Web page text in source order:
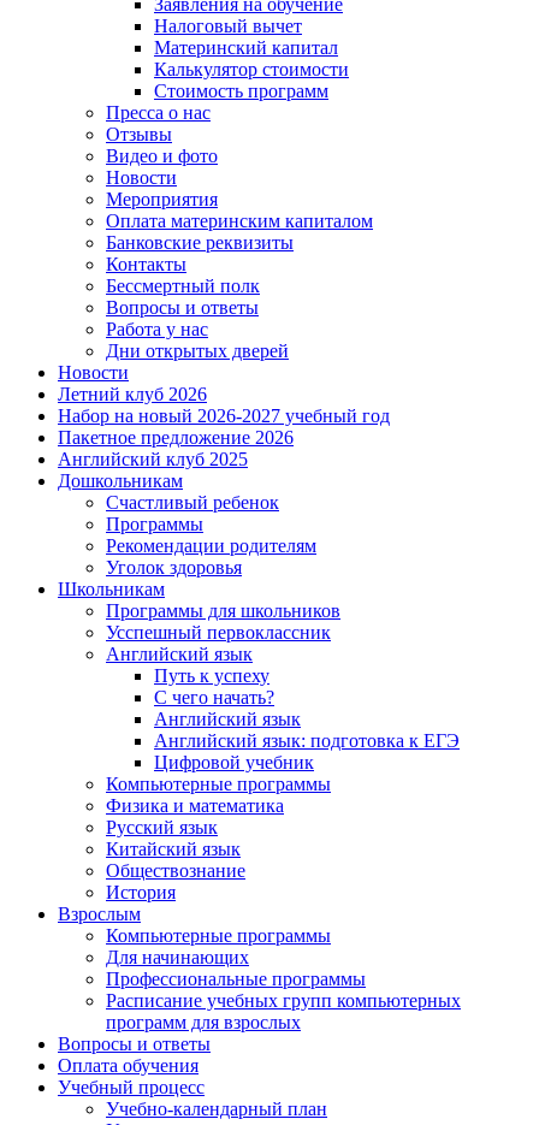
Налоговый вычет
Материнский капитал
Калькулятор стоимости
Стоимость программ
Пресса о нас
Отзывы
Видео и фото
Новости
Мероприятия
Оплата материнским капиталом
Банковские реквизиты
Контакты
Бессмертный полк
Вопросы и ответы
Работа у нас
Дни открытых дверей
Новости
Летний клуб 2026
Набор на новый 2026-2027 учебный год
Пакетное предложение 2026
Английский клуб 2025
Дошкольникам
Счастливый ребенок
Программы
Рекомендации родителям
Уголок здоровья
Школьникам
Программы для школьников
Усспешный первоклассник
Английский язык
Путь к успеху
С чего начать?
Английский язык
Английский язык: подготовка к ЕГЭ
Цифровой учебник
Компьютерные программы
Физика и математика
Русский язык
Китайский язык
Обществознание
История
Взрослым
Компьютерные программы
Для начинающих
Профессиональные программы
Расписание учебных групп компьютерных
программ для взрослых
Вопросы и ответы
Оплата обучения
Учебный процесс
Учебно-календарный план